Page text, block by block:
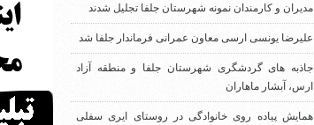
مدیران و کارمندان نمونه شهرستان جلفا تجلیل شدند
علیرضا یونسی ارسی معاون عمرانی فرماندار جلفا شد
جاذبه های گردشگری شهرستان جلفا و منطقه آزاد
ارس، آبشار ماهاران
همایش پیاده روی خانوادگی در روستای ایری سفلی